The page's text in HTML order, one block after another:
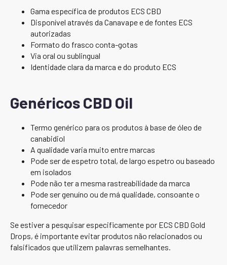
Gama específica de produtos ECS CBD
Disponível através da Canavape e de fontes ECS
autorizadas
Formato do frasco conta-gotas
Via oral ou sublingual
Identidade clara da marca e do produto ECS
Genéricos CBD Oil
Termo genérico para os produtos à base de óleo de
canabidiol
A qualidade varia muito entre marcas
Pode ser de espetro total, de largo espetro ou baseado
em isolados
Pode não ter a mesma rastreabilidade da marca
Pode ser genuíno ou de má qualidade, consoante o
fornecedor
Se estiver a pesquisar especificamente por ECS CBD Gold
Drops, é importante evitar produtos não relacionados ou
falsificados que utilizem palavras semelhantes.